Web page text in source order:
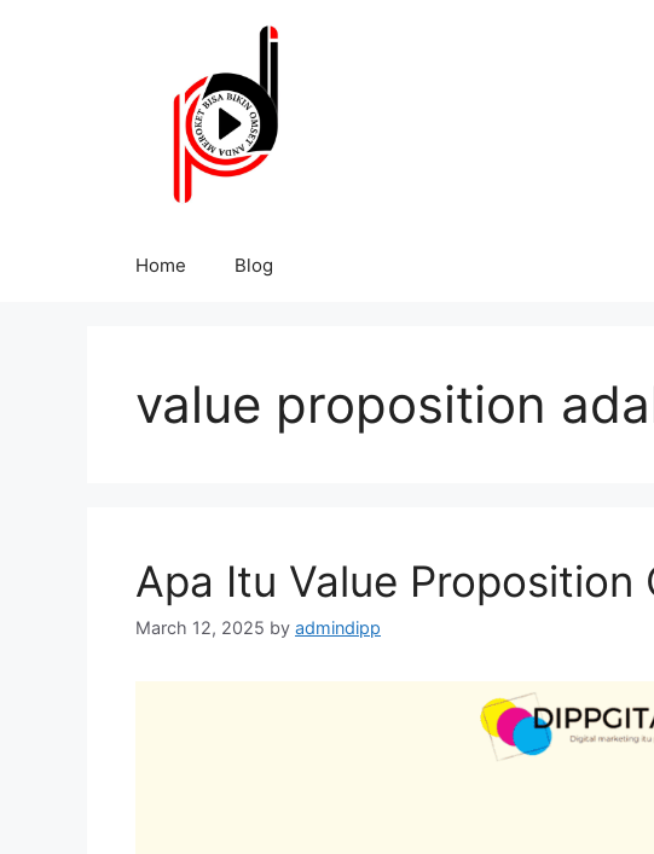
Home Blog
value proposition
Apa Itu Value Proposition
March 12, 2025 by admindipp